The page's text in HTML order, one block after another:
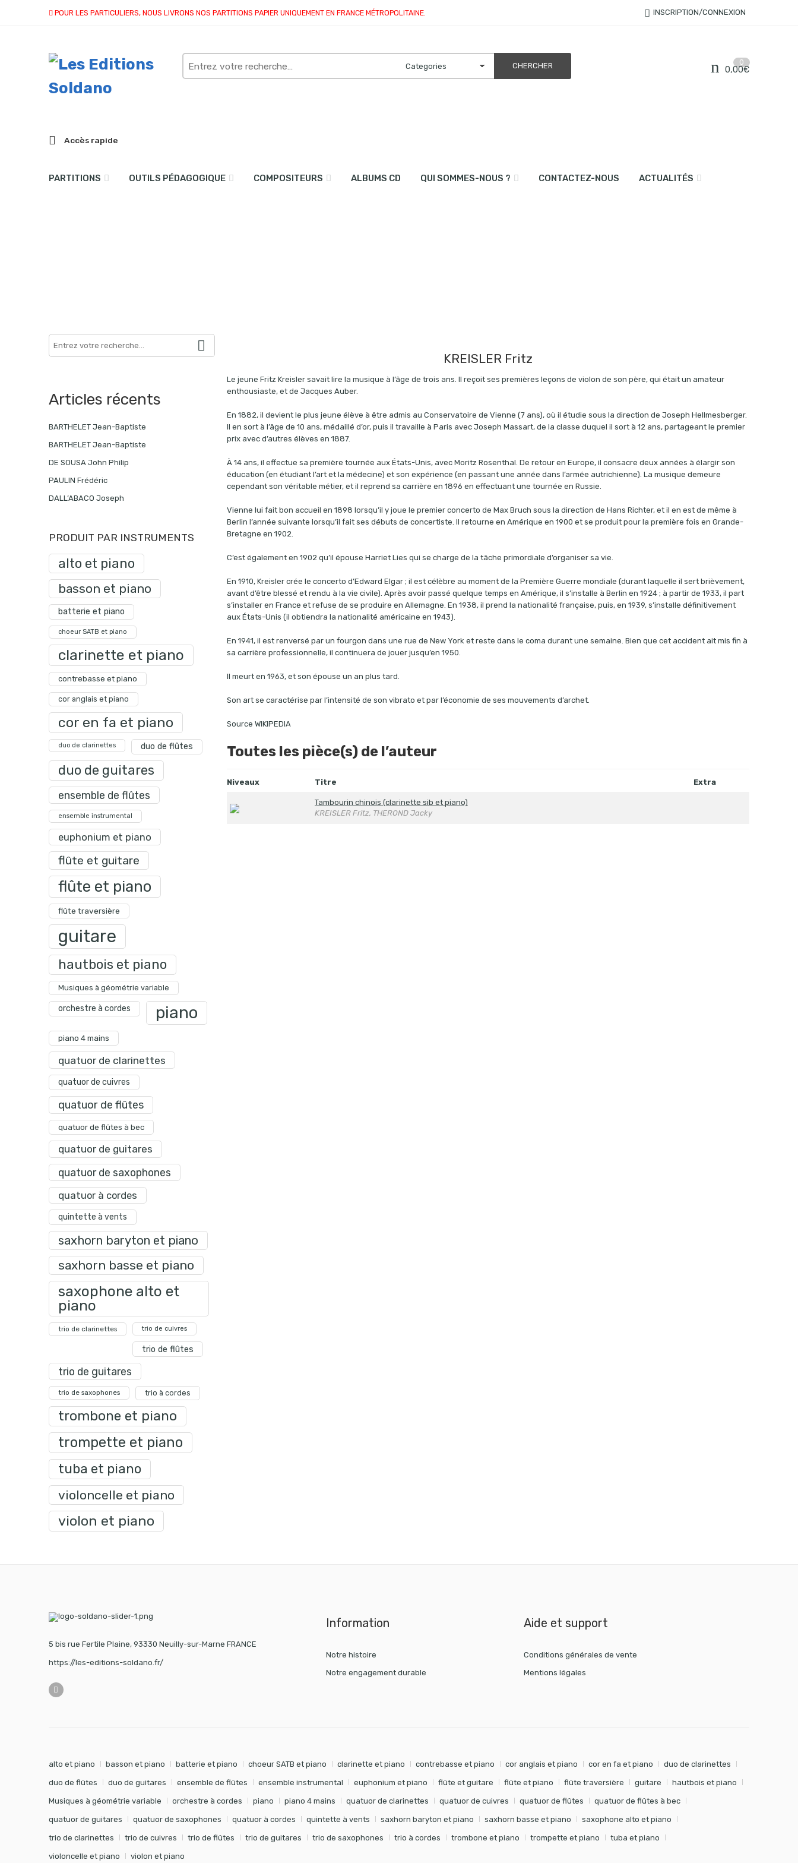
POUR LES PARTICULIERS, NOUS LIVRONS NOS PARTITIONS PAPIER UNIQUEMENT EN FRANCE MÉTROPOLITAINE. INSCRIPTION/CONNEXION
Search
here
0
0,00€
Accès rapide
PARTITIONS OUTILS PÉDAGOGIQUE COMPOSITEURS ALBUMS CD QUI SOMMES-NOUS ? CONTACTEZ-NOUS ACTUALITÉS
KREISLER Fritz
Le jeune Fritz Kreisler savait lire la musique à l’âge de trois ans. Il reçoit ses premières leçons de violon de son père, qui était un amateur
enthousiaste, et de Jacques Auber.
En 1882, il devient le plus jeune élève à être admis au Conservatoire de Vienne (7 ans), où il étudie sous la direction de Joseph Hellmesberger.
Il en sort à l’âge de 10 ans, médaillé d’or, puis il travaille à Paris avec Joseph Massart, de la classe duquel il sort à 12 ans, partageant le premier
prix avec d’autres élèves en 1887.
À 14 ans, il effectue sa première tournée aux États-Unis, avec Moritz Rosenthal. De retour en Europe, il consacre deux années à élargir son
éducation (en étudiant l’art et la médecine) et son expérience (en passant une année dans l’armée autrichienne). La musique demeure
cependant son véritable métier, et il reprend sa carrière en 1896 en effectuant une tournée en Russie.
Vienne lui fait bon accueil en 1898 lorsqu’il y joue le premier concerto de Max Bruch sous la direction de Hans Richter, et il en est de même à
Berlin l’année suivante lorsqu’il fait ses débuts de concertiste. Il retourne en Amérique en 1900 et se produit pour la première fois en Grande-
Bretagne en 1902.
C’est également en 1902 qu’il épouse Harriet Lies qui se charge de la tâche primordiale d’organiser sa vie.
En 1910, Kreisler crée le concerto d’Edward Elgar ; il est célèbre au moment de la Première Guerre mondiale (durant laquelle il sert brièvement,
avant d’être blessé et rendu à la vie civile). Après avoir passé quelque temps en Amérique, il s’installe à Berlin en 1924 ; à partir de 1933, il part
s’installer en France et refuse de se produire en Allemagne. En 1938, il prend la nationalité française, puis, en 1939, s’installe définitivement
aux États-Unis (il obtiendra la nationalité américaine en 1943).
En 1941, il est renversé par un fourgon dans une rue de New York et reste dans le coma durant une semaine. Bien que cet accident ait mis fin à
sa carrière professionnelle, il continuera de jouer jusqu’en 1950.
Il meurt en 1963, et son épouse un an plus tard.
Son art se caractérise par l’intensité de son vibrato et par l’économie de ses mouvements d’archet.
Source WIKIPEDIA
Toutes les pièce(s) de l’auteur
Niveaux Titre Extra
Tambourin chinois (clarinette sib et piano)
KREISLER Fritz, THEROND Jacky
Search
here
Articles récents
BARTHELET Jean-Baptiste
BARTHELET Jean-Baptiste
DE SOUSA John Philip
PAULIN Frédéric
DALL’ABACO Joseph
PRODUIT PAR INSTRUMENTS
alto et piano
basson et piano
batterie et piano
choeur SATB et piano
clarinette et piano
contrebasse et piano
cor anglais et piano
cor en fa et piano
duo de clarinettes duo de flûtes
duo de guitares
ensemble de flûtes
ensemble instrumental
euphonium et piano
flûte et guitare
flûte et piano
flûte traversière
guitare
hautbois et piano
Musiques à géométrie variable
orchestre à cordes piano
piano 4 mains
quatuor de clarinettes
quatuor de cuivres
quatuor de flûtes
quatuor de flûtes à bec
quatuor de guitares
quatuor de saxophones
quatuor à cordes
quintette à vents
saxhorn baryton et piano
saxhorn basse et piano
saxophone alto et
piano
trio de clarinettes trio de cuivres
trio de flûtes
trio de guitares
trio de saxophones trio à cordes
trombone et piano
trompette et piano
tuba et piano
violoncelle et piano
violon et piano
5 bis rue Fertile Plaine, 93330 Neuilly-sur-Marne FRANCE
https://les-editions-soldano.fr/
Information
Notre histoire
Notre engagement durable
Aide et support
Conditions générales de vente
Mentions légales
alto et piano basson et piano batterie et piano choeur SATB et piano clarinette et piano contrebasse et piano cor anglais et piano cor en fa et piano duo de clarinettes
duo de flûtes duo de guitares ensemble de flûtes ensemble instrumental euphonium et piano flûte et guitare flûte et piano flûte traversière guitare hautbois et piano
Musiques à géométrie variable orchestre à cordes piano piano 4 mains quatuor de clarinettes quatuor de cuivres quatuor de flûtes quatuor de flûtes à bec
quatuor de guitares quatuor de saxophones quatuor à cordes quintette à vents saxhorn baryton et piano saxhorn basse et piano saxophone alto et piano
trio de clarinettes trio de cuivres trio de flûtes trio de guitares trio de saxophones trio à cordes trombone et piano trompette et piano tuba et piano
violoncelle et piano violon et piano